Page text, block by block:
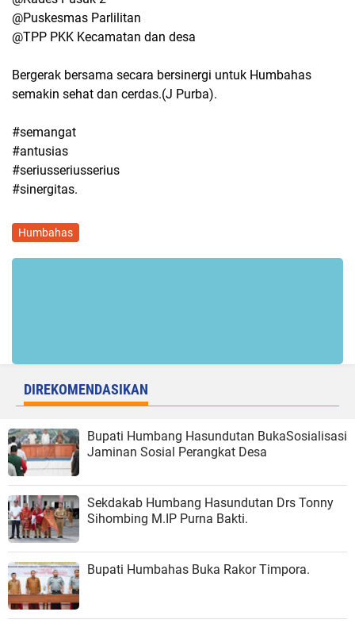
@Puskesmas Parlilitan
@TPP PKK Kecamatan dan desa
Bergerak bersama secara bersinergi untuk Humbahas
semakin sehat dan cerdas.(J Purba).
#semangat
#antusias
#seriusseriusserius
#sinergitas.
Humbahas
DIREKOMENDASIKAN
Bupati Humbang Hasundutan BukaSosialisasi
Jaminan Sosial Perangkat Desa
Sekdakab Humbang Hasundutan Drs Tonny
Sihombing M.IP Purna Bakti.
Bupati Humbahas Buka Rakor Timpora.